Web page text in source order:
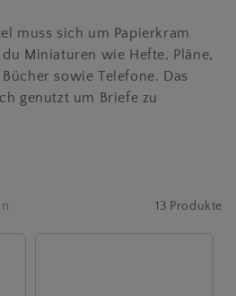
muss sich um Papierkram
Miniaturen wie Hefte, Pläne,
sowie Telefone. Das
genutzt um Briefe zu
13 Produkte